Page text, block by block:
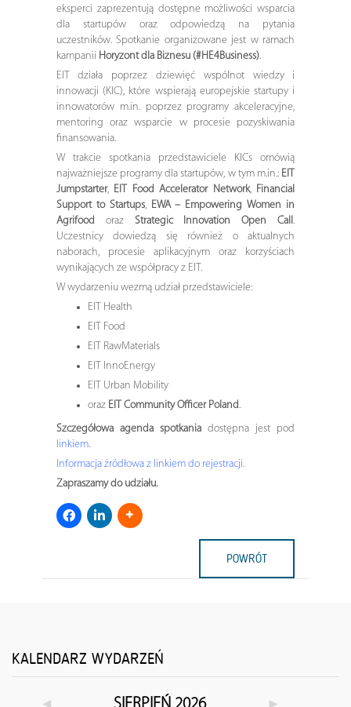
eksperci zaprezentują dostępne możliwości wsparcia
dla startupów oraz odpowiedzą na pytania
uczestników. Spotkanie organizowane jest w ramach
kampanii Horyzont dla Biznesu (#HE4Business).
EIT działa poprzez dziewięć wspólnot wiedzy i
innowacji (KIC), które wspierają europejskie startupy i
innowatorów m.in. poprzez programy akceleracyjne,
mentoring oraz wsparcie w procesie pozyskiwania
finansowania.
W trakcie spotkania przedstawiciele KICs omówią
najważniejsze programy dla startupów, w tym m.in.: EIT
Jumpstarter, EIT Food Accelerator Network, Financial
Support to Startups, EWA – Empowering Women in
Agrifood
oraz Strategic Innovation Open Call.
Uczestnicy dowiedzą się również o aktualnych
naborach, procesie aplikacyjnym oraz korzyściach
wynikających ze współpracy z EIT.
W wydarzeniu wezmą udział przedstawiciele:
EIT Health
EIT Food
EIT RawMaterials
EIT InnoEnergy
EIT Urban Mobility
oraz EIT Community Officer Poland.
Szczegółowa agenda spotkaniadostępna jest pod
linkiem.
Informacja źródłowa z linkiem do rejestracji.
Zapraszamy do udziału.
POWRÓT
KALENDARZ WYDARZEŃ